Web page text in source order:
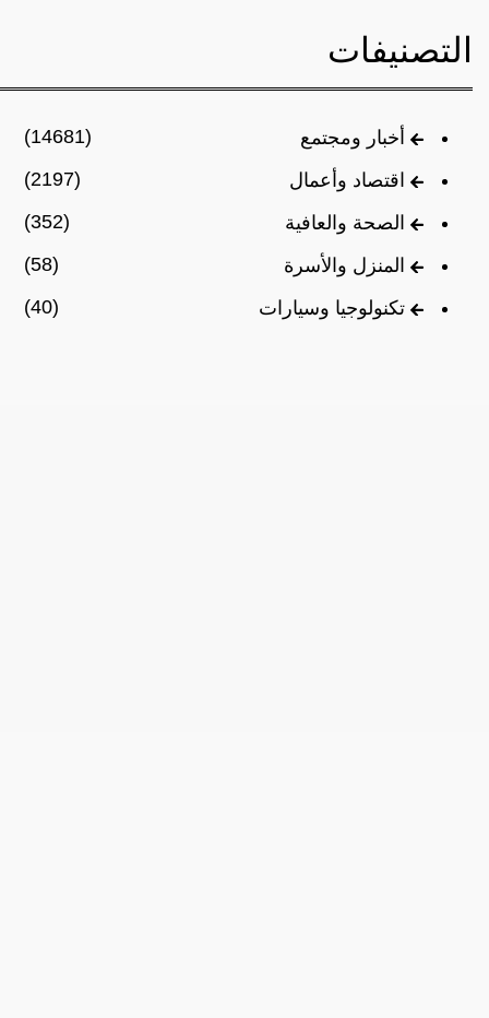
التصنيفات
أخبار ومجتمع
(14681)
اقتصاد وأعمال
(2197)
الصحة والعافية
(352)
المنزل والأسرة
(58)
تكنولوجيا وسيارات
(40)